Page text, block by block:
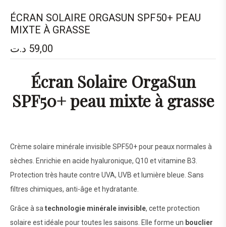
ÉCRAN SOLAIRE ORGASUN SPF50+ PEAU
MIXTE À GRASSE
59,00 د.ت
Écran Solaire OrgaSun
SPF50+ peau mixte à grasse
Crème solaire minérale invisible SPF50+ pour peaux normales à
sèches. Enrichie en acide hyaluronique, Q10 et vitamine B3.
Protection très haute contre UVA, UVB et lumière bleue. Sans
filtres chimiques, anti-âge et hydratante.
Grâce à sa technologie minérale invisible, cette protection
solaire est idéale pour toutes les saisons. Elle forme un bouclier